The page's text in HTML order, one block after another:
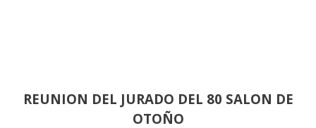
REUNION DEL JURADO DEL 80 SALON DE
OTOÑO